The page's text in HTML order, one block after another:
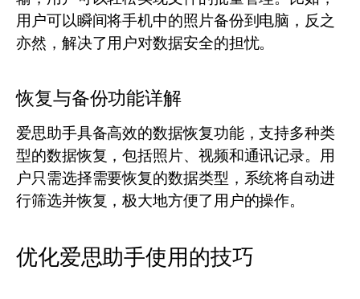
用户可以瞬间将手机中的照片备份到电脑，反之
亦然，解决了用户对数据安全的担忧。
恢复与备份功能详解
爱思助手具备高效的数据恢复功能，支持多种类
型的数据恢复，包括照片、视频和通讯记录。用
户只需选择需要恢复的数据类型，系统将自动进
行筛选并恢复，极大地方便了用户的操作。
优化爱思助手使用的技巧